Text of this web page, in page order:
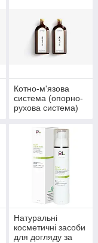
Котно-м'язова
система (опорно-
рухова система)
Натуральні
косметичні засоби
для догляду за